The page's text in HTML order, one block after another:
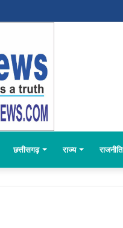
छत्तीसगढ़ राज्य राजनीति